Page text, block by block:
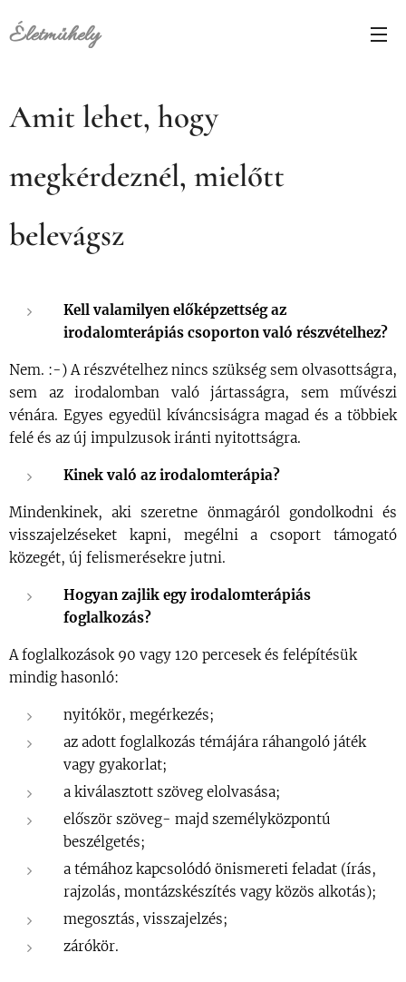
Életműhely
Amit lehet, hogy
megkérdeznél, mielőtt
belevágsz
Kell valamilyen előképzettség az
irodalomterápiás csoporton való részvételhez?
Nem. :-) A részvételhez nincs szükség sem olvasottságra,
sem az irodalomban való jártasságra, sem művészi
vénára. Egyes egyedül kíváncsiságra magad és a többiek
felé és az új impulzusok iránti nyitottságra.
Kinek való az irodalomterápia?
Mindenkinek, aki szeretne önmagáról gondolkodni és
visszajelzéseket kapni, megélni a csoport támogató
közegét, új felismerésekre jutni.
Hogyan zajlik egy irodalomterápiás
foglalkozás?
A foglalkozások 90 vagy 120 percesek és felépítésük
mindig hasonló:
nyitókör, megérkezés;
az adott foglalkozás témájára ráhangoló játék
vagy gyakorlat;
a kiválasztott szöveg elolvasása;
először szöveg- majd személyközpontú
beszélgetés;
a témához kapcsolódó önismereti feladat (írás,
rajzolás, montázskészítés vagy közös alkotás);
megosztás, visszajelzés;
zárókör.